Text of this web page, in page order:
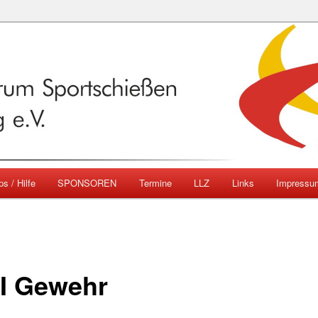
Sportschießen
e.V.
/ Hilfe SPONSOREN Termine LLZ Links
Gewehr